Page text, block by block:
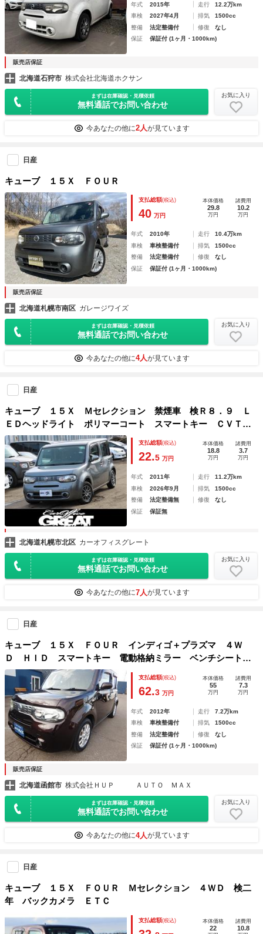
年式 2015年 走行
12.2万km
車検
2027年4月 排気
1500cc
整備
法定整備付 修復
なし
保証
保証付 (1ヶ月・1000km)
販売店保証
北海道石狩市 株式会社北海道ホクサン
まずは在庫確認・見積依頼
無料通話でお問い合わせ
お気に入り
今あなたの他に2人が見ています
日産
キューブ １５Ｘ ＦＯＵＲ
支払総額(税込)
40 万円
本体価格
29.8
万円
諸費用
10.2
万円
年式 2010年 走行
10.4万km
車検
車検整備付 排気
1500cc
整備
法定整備付 修復
なし
保証
保証付 (1ヶ月・1000km)
販売店保証
北海道札幌市南区 ガレージワイズ
まずは在庫確認・見積依頼
無料通話でお問い合わせ
お気に入り
今あなたの他に4人が見ています
日産
キューブ １５Ｘ Ｍセレクション 禁煙車 検Ｒ８．９ Ｌ
ＥＤヘッドライト ポリマーコート スマートキー ＣＶＴ
アルミホイール 盗難防止システム 衝突安全ボディ ＡＢ
Ｓ エアコン パワーステアリング パワーウィンドウ
支払総額(税込)
22.5 万円
本体価格
18.8
万円
諸費用
3.7
万円
年式 2011年 走行
11.2万km
車検
2026年9月 排気
1500cc
整備
法定整備無 修復
なし
保証
保証無
北海道札幌市北区 カーオフィスグレート
まずは在庫確認・見積依頼
無料通話でお問い合わせ
お気に入り
今あなたの他に7人が見ています
日産
キューブ １５Ｘ ＦＯＵＲ インディゴ＋プラズマ ４Ｗ
Ｄ ＨＩＤ スマートキー 電動格納ミラー ベンチシート
ＣＶＴ アルミホイール ＣＤ 盗難防止システム 衝突安全
ボディ ＡＢＳ エアコン パワーステアリング パワーウィ
ンドウ
支払総額(税込)
62.3 万円
本体価格
55
万円
諸費用
7.3
万円
年式 2012年 走行
7.2万km
車検
車検整備付 排気
1500cc
整備
法定整備付 修復
なし
保証
保証付 (1ヶ月・1000km)
販売店保証
北海道函館市 株式会社ＨＵＰ ＡＵＴＯ ＭＡＸ
まずは在庫確認・見積依頼
無料通話でお問い合わせ
お気に入り
今あなたの他に4人が見ています
日産
キューブ １５Ｘ ＦＯＵＲ Ｍセレクション ４ＷＤ 検二
年 バックカメラ ＥＴＣ
支払総額(税込) 本体価格
22
諸費用
10.8